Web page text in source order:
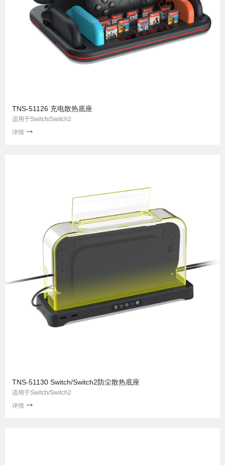
TNS-51126 充电散热底座
适用于Switch/Switch2
详情
TNS-51130 Switch/Switch2防尘散热底座
适用于Switch/Switch2
详情